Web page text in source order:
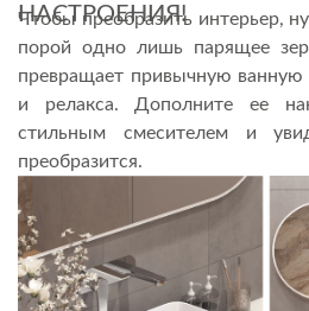
НАСТРОЕНИЯ!
Чтобы преобразить интерьер,
порой одно лишь парящее
превращает привычную ванную
и релакса. Дополните ее
стильным смесителем и
преобразится.